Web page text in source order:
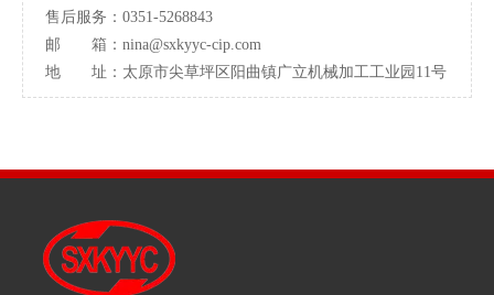
售后服务：0351-5268843
邮 箱： nina@sxkyyc-cip.com
地 址：太原市尖草坪区阳曲镇广立机械加工工业园11号